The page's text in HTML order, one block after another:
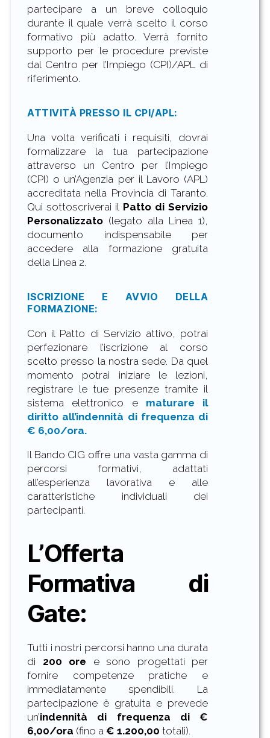
partecipare a un breve colloquio
durante il quale verrà scelto il corso
formativo più adatto. Verrà fornito
supporto per le procedure previste
dal Centro per l’Impiego (CPI)/APL di
riferimento.
ATTIVITÀ PRESSO IL CPI/APL:
Una volta verificati i requisiti, dovrai
formalizzare la tua partecipazione
attraverso un Centro per l’Impiego
(CPI) o un’Agenzia per il Lavoro (APL)
accreditata nella Provincia di Taranto.
Qui sottoscriverai il Patto di Servizio
Personalizzato (legato alla Linea 1),
documento indispensabile per
accedere alla formazione gratuita
della Linea 2.
ISCRIZIONE E AVVIO DELLA
FORMAZIONE:
Con il Patto di Servizio attivo, potrai
perfezionare l’iscrizione al corso
scelto presso la nostra sede. Da quel
momento potrai iniziare le lezioni,
registrare le tue presenze tramite il
sistema elettronico e maturare il
diritto all’indennità di frequenza di
€ 6,00/ora.
Il Bando CIG offre una vasta gamma di
percorsi formativi, adattati
all’esperienza lavorativa e alle
caratteristiche individuali dei
partecipanti.
L’Offerta
Formativa di
Gate:
Tutti i nostri percorsi hanno una durata
di 200 ore e sono progettati per
fornire competenze pratiche e
immediatamente spendibili. La
partecipazione è gratuita e prevede
un’indennità di frequenza di €
6,00/ora (fino a € 1.200,00 totali).